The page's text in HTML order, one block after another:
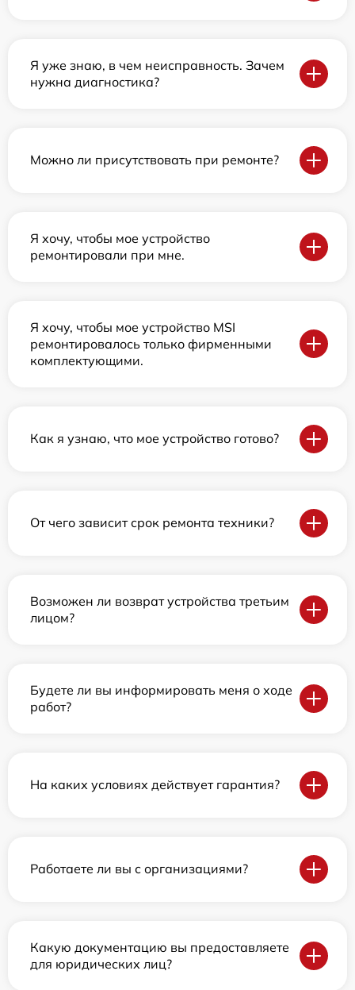
Я уже знаю, в чем неисправность. Зачем
нужна диагностика?
Можно ли присутствовать при ремонте?
Я хочу, чтобы мое устройство
ремонтировали при мне.
Я хочу, чтобы мое устройство MSI
ремонтировалось только фирменными
комплектующими.
Как я узнаю, что мое устройство готово?
От чего зависит срок ремонта техники?
Возможен ли возврат устройства третьим
лицом?
Будете ли вы информировать меня о ходе
работ?
На каких условиях действует гарантия?
Работаете ли вы с организациями?
Какую документацию вы предоставляете
для юридических лиц?